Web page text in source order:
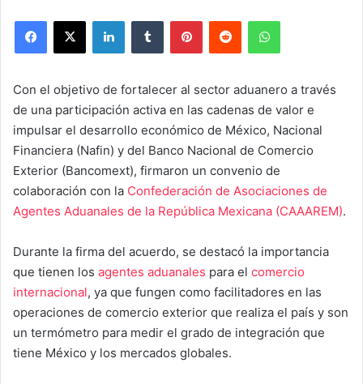
Con el objetivo de fortalecer al sector aduanero a través
de una participación activa en las cadenas de valor e
impulsar el desarrollo económico de México, Nacional
Financiera (Nafin) y del Banco Nacional de Comercio
Exterior (Bancomext), firmaron un convenio de
colaboración con la Confederación de Asociaciones de
Agentes Aduanales de la República Mexicana (CAAAREM).
Durante la firma del acuerdo, se destacó la importancia
que tienen los agentes aduanales para el comercio
internacional, ya que fungen como facilitadores en las
operaciones de comercio exterior que realiza el país y son
un termómetro para medir el grado de integración que
tiene México y los mercados globales.